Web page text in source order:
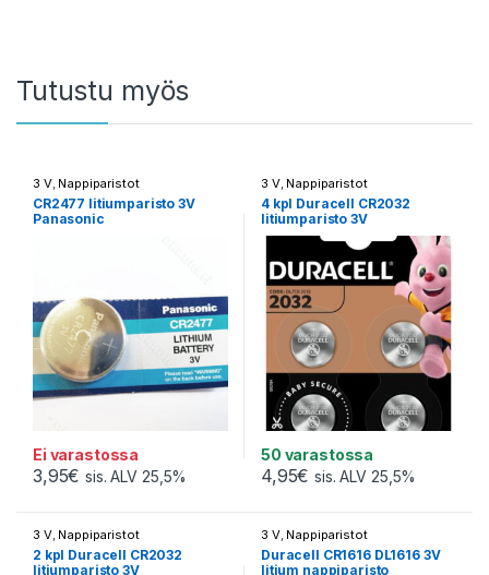
Tutustu myös
3 V, Nappiparistot
CR2477 litiumparisto 3V
Panasonic
Ei varastossa
3,95€ sis. ALV 25,5%
3 V, Nappiparistot
4 kpl Duracell CR2032
litiumparisto 3V
50 varastossa
4,95€ sis. ALV 25,5%
3 V, Nappiparistot
2 kpl Duracell CR2032
litiumparisto 3V
3 V, Nappiparistot
Duracell CR1616 DL1616 3V
litium nappiparisto